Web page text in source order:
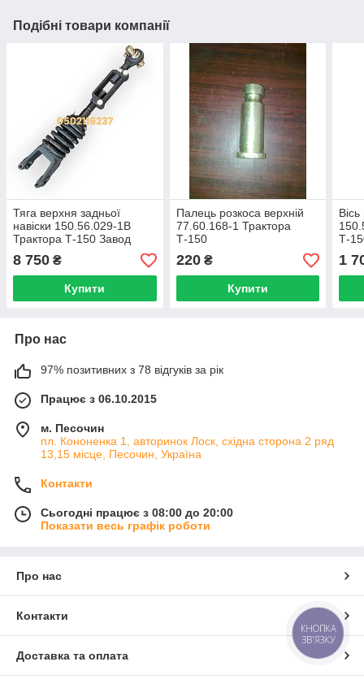
Подібні товари компанії
Тяга верхня задньої
навіски 150.56.029-1В
Трактора Т-150 Завод
РОМНИ
8 750 ₴
Купити
Палець розкоса верхній
77.60.168-1 Трактора
Т-150
220₴
Купити
Т-
1
Про нас
97% позитивних з 78 відгуків за рік
Працює з 06.10.2015
м. Песочин
пл. Кононенка 1, авторинок Лоск, східна сторона 2 ряд
13,15 місце, Песочин, Україна
Контакти
Сьогодні працює з 08:00 до 20:00
Показати весь графік роботи
Про нас
Контакти
Доставка та оплата
КНОПКА
ЗВ'ЯЗКУ